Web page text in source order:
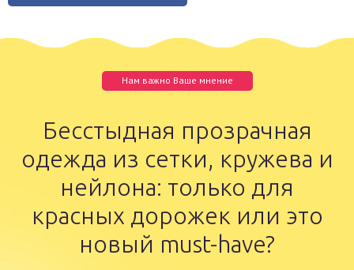
Нам важно Ваше мнение
Бесстыдная прозрачная
одежда из сетки, кружева и
нейлона: только для
красных дорожек или это
новый must-have?